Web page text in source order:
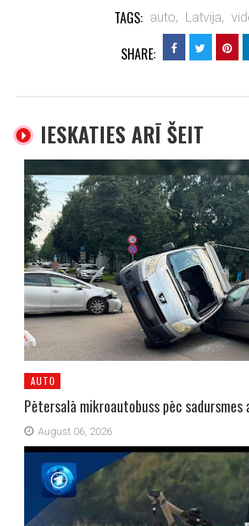
TAGS: auto, Latvija,
SHARE:
IESKATIES ARĪ ŠEIT
AUTO
Pētersalā mikroautobuss pēc sadursmes
August 06, 2026